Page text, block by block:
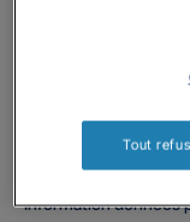
Informations
Information données
Tout